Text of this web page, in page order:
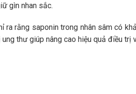
gìn nhan sắc.
ra rằng saponin trong nhân sâm có
thư giúp nâng cao hiệu quả điều trị